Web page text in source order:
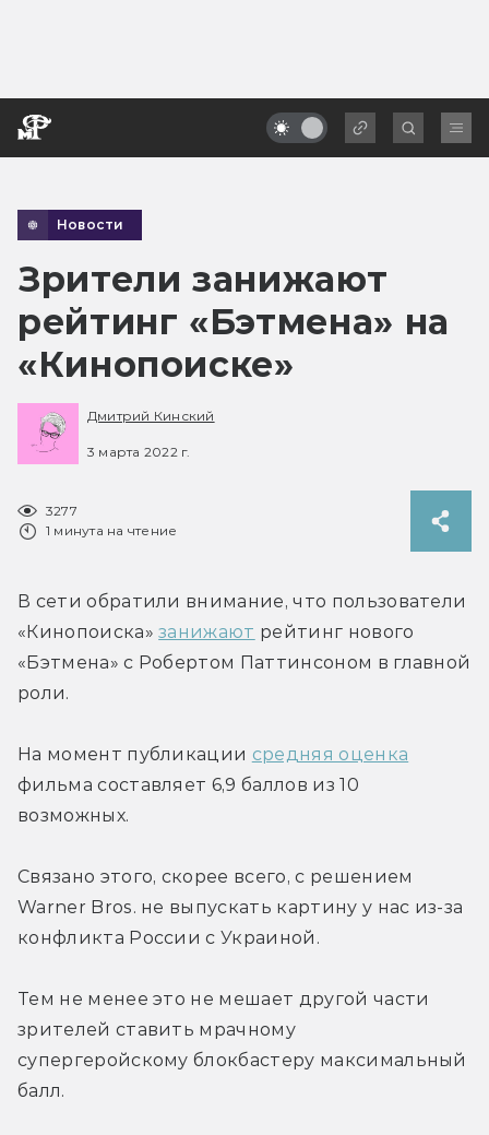
Новости
Зрители занижают
рейтинг «Бэтмена» на
«Кинопоиске»
Дмитрий Кинский
3 марта 2022 г.
3277
1 минута на чтение
В сети обратили внимание, что пользователи
«Кинопоиска» занижают рейтинг нового
«Бэтмена» с Робертом Паттинсоном в главной
роли.
На момент публикации средняя оценка
фильма составляет 6,9 баллов из 10
возможных.
Связано этого, скорее всего, с решением
Warner Bros. не выпускать картину у нас из-за
конфликта России с Украиной.
Тем не менее это не мешает другой части
зрителей ставить мрачному
супергеройскому блокбастеру максимальный
балл.